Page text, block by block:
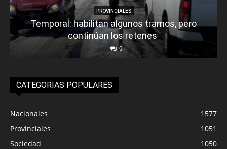
PROVINCIALES
Temporal: habilitan algunos tramos, pero
continúan los retenes
0
CATEGORIAS POPULARES
Nacionales
1577
Provinciales
1051
Sociedad
1050